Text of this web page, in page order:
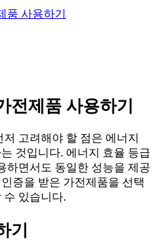
품 사용하기
전제품 사용하기
고려해야 할 점은 에너지
것입니다. 에너지 효율 등급
하면서도 동일한 성능을 제공
증을 받은 가전제품을 선택
수 있습니다.
기